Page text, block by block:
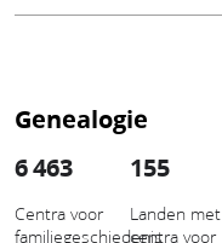
Genealogie
6 463
Centra voor
familiegeschiedenis
155
Landen met
centra voor